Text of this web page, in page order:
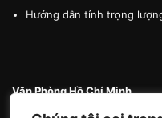
Hướng dẫn tính trọng
Văn Phòng Hồ Chí Minh
Số 87 Đường A4 (K300),